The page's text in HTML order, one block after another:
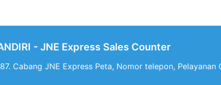
- JNE Express Sales Counter
Cabang JNE Express Peta, Nomor telepon, Pelayanan